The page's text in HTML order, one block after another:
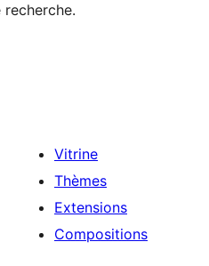
recherche.
Vitrine
Thèmes
Extensions
Compositions